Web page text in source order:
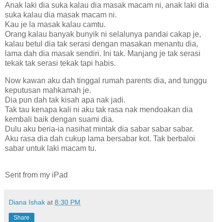
Anak laki dia suka kalau dia masak macam ni, anak laki dia
suka kalau dia masak macam ni.
Kau je la masak kalau camtu.
Orang kalau banyak bunyik ni selalunya pandai cakap je,
kalau betul dia tak serasi dengan masakan menantu dia,
lama dah dia masak sendiri. Ini tak. Manjang je tak serasi
tekak tak serasi tekak tapi habis.
Now kawan aku dah tinggal rumah parents dia, and tunggu
keputusan mahkamah je.
Dia pun dah tak kisah apa nak jadi.
Tak tau kenapa kali ni aku tak rasa nak mendoakan dia
kembali baik dengan suami dia.
Dulu aku beria-ia nasihat mintak dia sabar sabar sabar.
Aku rasa dia dah cukup lama bersabar kot. Tak berbaloi
sabar untuk laki macam tu.
Sent from my iPad
Diana Ishak at 8:30 PM
Share